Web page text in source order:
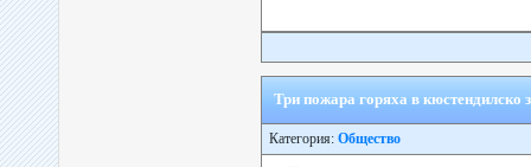
Три пожара горяха в кюстендилско
Категория: Общество